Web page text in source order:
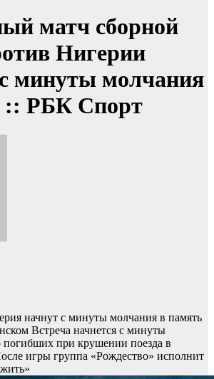
матч сборной
Нигерии
минуты молчания
:: РБК Спорт
начнут с минуты молчания в память
Встреча начнется с минуты
погибших при крушении поезда в
игры группа «Рождество» исполнит